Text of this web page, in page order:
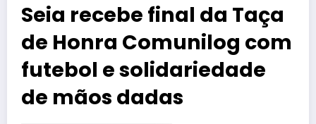
Seia recebe final da Taça
de Honra Comunilog com
futebol e solidariedade
de mãos dadas